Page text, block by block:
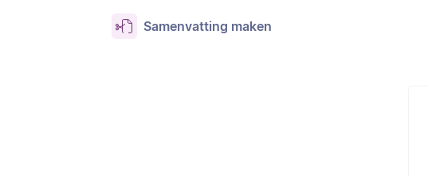
Samenvatting maken